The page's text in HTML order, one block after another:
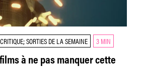
CRITIQUE; SORTIES DE LA SEMAINE 3 MIN
à ne pas manquer cette